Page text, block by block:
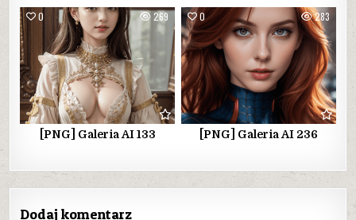
0 269
[PNG] Galeria AI 133
0 283
[PNG] Galeria AI 236
Dodaj komentarz